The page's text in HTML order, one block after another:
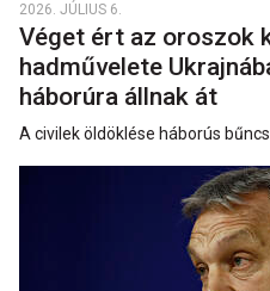
2026. JÚLIUS 6.
Véget ért az oroszok
hadművelete
háborúra állnak át
A civilek öldöklése háborús